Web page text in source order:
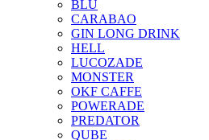
BLU
CARABAO
GIN LONG DRINK
HELL
LUCOZADE
MONSTER
OKF CAFFE
POWERADE
PREDATOR
QUBE